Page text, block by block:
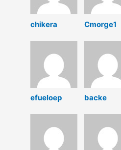
chikera Cmorge1
efueloep backe